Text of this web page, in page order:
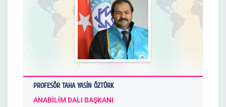
PROFESÖR TAHA YASİN ÖZTÜRK
ANABİLİM DALI BAŞKANI